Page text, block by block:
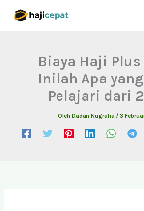
Biaya Haji
Inilah Apa
Pelajari dari
Oleh Dadan Nugraha / 3